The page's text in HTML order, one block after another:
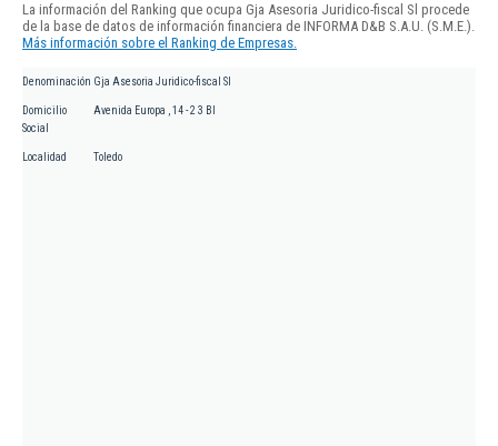
La información del Ranking que ocupa Gja Asesoria Juridico-fiscal Sl procede
de la base de datos de información financiera de INFORMA D&B S.A.U. (S.M.E.).
Más información sobre el Ranking de Empresas.
Denominación Gja Asesoria Juridico-fiscal Sl
Domicilio
Social
Avenida Europa , 14 - 2 3 BI
Localidad Toledo